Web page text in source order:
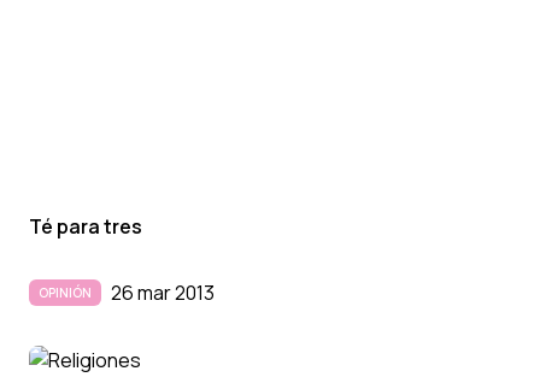
Té para tres
OPINIÓN 26 mar 2013